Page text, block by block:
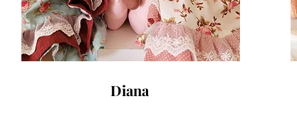
Diana